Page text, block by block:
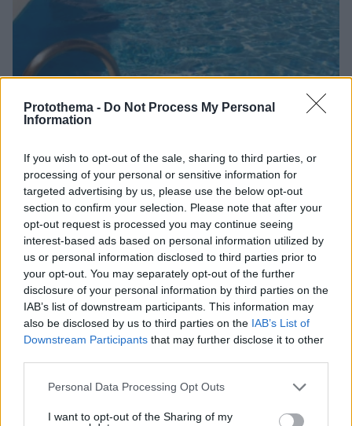
Protothema - Do Not Process My Personal
Information
If you wish to opt-out of the sale, sharing to third parties, or
processing of your personal or sensitive information for
targeted advertising by us, please use the below opt-out
section to confirm your selection. Please note that after your
opt-out request is processed you may continue seeing
interest-based ads based on personal information utilized by
us or personal information disclosed to third parties prior to
your opt-out. You may separately opt-out of the further
disclosure of your personal information by third parties on the
IAB’s list of downstream participants. This information may
also be disclosed by us to third parties on the IAB’s List of
Downstream Participants that may further disclose it to other
Please note that this website/app uses one or more Google
not limited to your visit or usage behaviour. You may click to
Personal Data Processing Opt Outs
I want to opt-out of the Sharing of my
Για ανθρωποκτονία από αμέλεια κατηγορούνται οι
γονείς του 4χρονου και ο ιδιοκτήτης του beach
08.08.2026, 21:22